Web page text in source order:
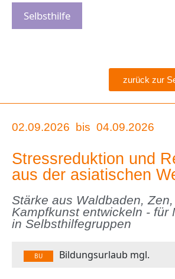
Selbsthilfe
zurück zur
02.09.2026 bis 04.09.2026
Stressreduktion und
aus der asiatischen
Stärke aus Waldbaden,
Kampfkunst entwickeln - für
in Selbsthilfegruppen
BU Bildungsurlaub mgl.